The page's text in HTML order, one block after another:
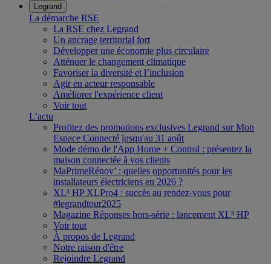
Legrand
La démarche RSE
La RSE chez Legrand
Un ancrage territorial fort
Développer une économie plus circulaire
Atténuer le changement climatique
Favoriser la diversité et l’inclusion
Agir en acteur responsable
Améliorer l'expérience client
Voir tout
L’actu
Profitez des promotions exclusives Legrand sur Mon
Espace Connecté jusqu'au 31 août
Mode démo de l'App Home + Control : présentez la
maison connectée à vos clients
MaPrimeRénov’ : quelles opportunités pour les
installateurs électriciens en 2026 ?
XL³ HP XLPro4 : succès au rendez-vous pour
#legrandtour2025
Magazine Réponses hors-série : lancement XL³ HP
Voir tout
À propos de Legrand
Notre raison d'être
Rejoindre Legrand